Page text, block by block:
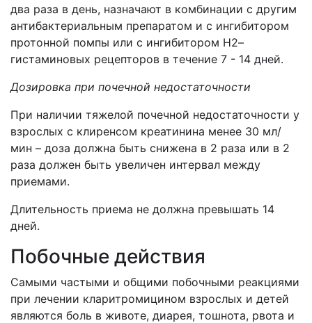
два раза в день, назначают в комбинации с другим
антибактериальным препаратом и с ингибитором
протонной помпы или с ингибитором Н2–
гистаминовых рецепторов в течение 7 - 14 дней.
Дозировка при почечной недостаточности
При наличии тяжелой почечной недостаточности у
взрослых с клиренсом креатинина менее 30 мл/
мин – доза должна быть снижена в 2 раза или в 2
раза должен быть увеличен интервал между
приемами.
Длительность приема не должна превышать 14
дней.
Побочные действия
Самыми частыми и общими побочными реакциями
при лечении кларитромицином взрослых и детей
являются боль в животе, диарея, тошнота, рвота и